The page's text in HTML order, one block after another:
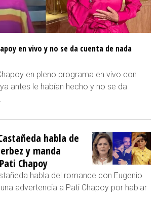
en vivo y no se da cuenta de nada
en pleno programa en vivo con
antes le habían hecho y no se da
habla de
y manda
Chapoy
habla del romance con Eugenio
advertencia a Pati Chapoy por hablar